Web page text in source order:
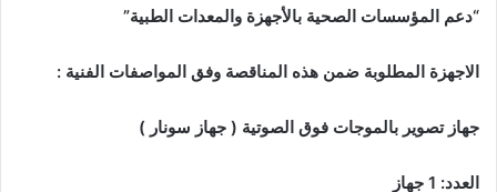
“دعم المؤسسات الصحية بالأجهزة والمعدات الطبية”
الاجهزة المطلوبة ضمن هذه المناقصة وفق المواصفات الفنية :
جهاز تصوير بالموجات فوق الصوتية ( جهاز سونار )
العدد: 1 جهاز